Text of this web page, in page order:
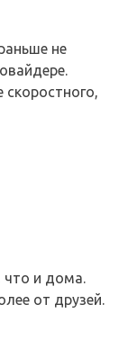
не
что и дома.
от друзей.